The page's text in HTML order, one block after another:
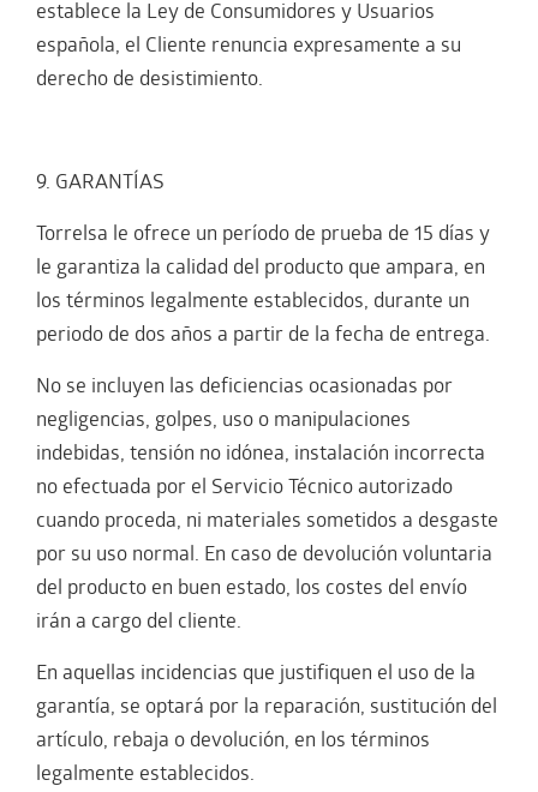
establece la Ley de Consumidores y Usuarios
española, el Cliente renuncia expresamente a su
derecho de desistimiento.
9. GARANTÍAS
Torrelsa le ofrece un período de prueba de 15 días y
le garantiza la calidad del producto que ampara, en
los términos legalmente establecidos, durante un
periodo de dos años a partir de la fecha de entrega.
No se incluyen las deficiencias ocasionadas por
negligencias, golpes, uso o manipulaciones
indebidas, tensión no idónea, instalación incorrecta
no efectuada por el Servicio Técnico autorizado
cuando proceda, ni materiales sometidos a desgaste
por su uso normal. En caso de devolución voluntaria
del producto en buen estado, los costes del envío
irán a cargo del cliente.
En aquellas incidencias que justifiquen el uso de la
garantía, se optará por la reparación, sustitución del
artículo, rebaja o devolución, en los términos
legalmente establecidos.